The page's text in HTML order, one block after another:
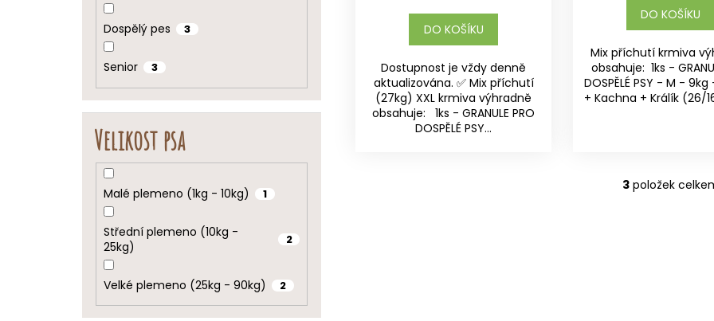
Dospělý pes 3
Senior 3
Velikost psa
Malé plemeno (1kg - 10kg) 1
Střední plemeno (10kg -
25kg)
2
Velké plemeno (25kg - 90kg) 2
DO KOŠÍKU
Dostupnost je vždy denně
aktualizována. ✅ Mix příchutí
(27kg) XXL krmiva výhradně
obsahuje: 1ks - GRANULE PRO
DOSPĚLÉ PSY...
DO KOŠÍKU
Mix příchutí krmiva
obsahuje: 1ks -
DOSPĚLÉ PSY - M -
+ Kachna + Králík (26/
O
3 položek